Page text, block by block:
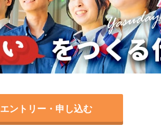
エントリー・申し込む